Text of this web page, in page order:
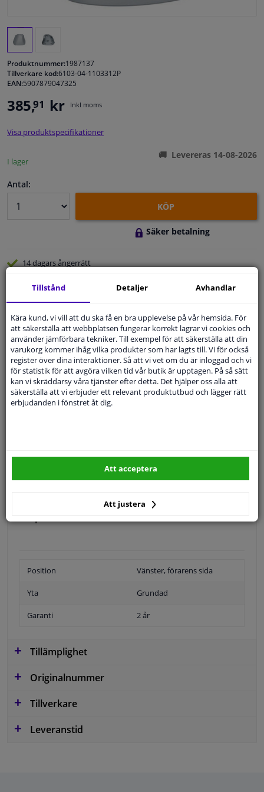
Fönster & Tillbehör
Bilvård & Tillbehör
Sensorer & Elsystem
Produktnummer:1987137
Tillverkare kod:6103-04-1103312P
EAN:5907879047325
385,91 kr Inkl moms
Visa produktspecifikationer
I lager
Levereras 14-08-2026
Antal:
KÖP
Säker betalning
14 dagarsångerrätt
Expert Kundservice
Kundservice: Inte Tillgänglig Via Telefon
Ställ din fråga hos våra produktspecialister.
Frågor Och Svar
SÖK
Position Vänster, förarens sida
Yta Grundad
Garanti 2 år
Tillämplighet
Originalnummer
Tillverkare
Leveranstid
Tillstånd Detaljer Avhandlar
Kära kund, vi vill att du ska få en bra upplevelse på vår hemsida. För
att säkerställa att webbplatsen fungerar korrekt lagrar vi cookies och
använder jämförbara tekniker. Till exempel för att säkerställa att din
varukorg kommer ihåg vilka produkter som har lagts till. Vi för också
register över dina interaktioner. Så att vi vet om du är inloggad och vi
för statistik för att avgöra vilken tid vår butik är upptagen. På så sätt
kan vi skräddarsy våra tjänster efter detta. Det hjälper oss alla att
säkerställa att vi erbjuder ett relevant produktutbud och lägger rätt
erbjudanden i fönstret åt dig.
Att justera
Att acceptera